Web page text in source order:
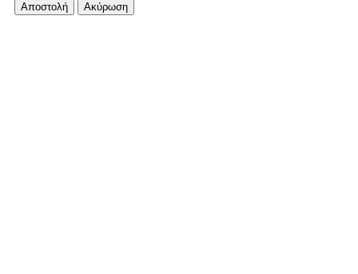
Αποστολή Aκύρωση